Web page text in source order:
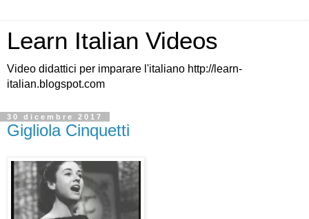
Learn Italian Videos
Video didattici per imparare l'italiano http://learn-
italian.blogspot.com
30 dicembre 2017
Gigliola Cinquetti